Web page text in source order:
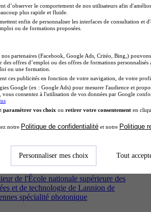
Sciences et Technologies de l'Industrie
Durable avec enseignement spécifique
du Lycée polyvalent Jeanne d'Arc -
de l'École nationale supérieure des
et de technologie de Lannion de
spécialité photonique
d’observer le comportement de nos utilisateurs afin
plus rapide et fluide.
enfin de personnaliser les interfaces de consultation et
ou de formations proposées.
nos partenaires (Facebook, Google Ads, Critéo, Bing,)
des offres d’emploi ou des offres de formations
ou une formation.
ces publicités en fonction de votre navigation, de votre
Google (ex : Google Ads) pour mesurer l'audience et
vous consentez à l'utilisation de vos données par Google
paramétrer vos choix ou retirer votre consentement en
notre Politique de confidentialité et notre Politique
Personnaliser mes choix Tout